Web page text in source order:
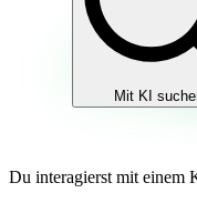
Mit KI
Du interagierst mit einem